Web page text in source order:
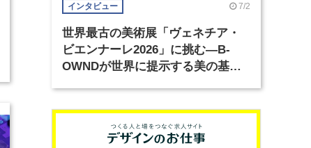
インタビュー 7/2
世界最古の美術展「ヴェネチア・
ビエンナーレ2026」に挑む―B-
OWNDが世界に提示する美の基準